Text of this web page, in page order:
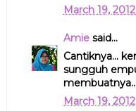
March 19,
Amiesaid...
Cantiknya...
sungguh
March 19,